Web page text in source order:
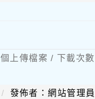
個上傳檔案 / 下載次數
發佈者：網站管理員